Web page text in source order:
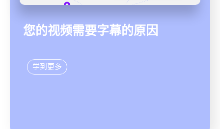
您的视频需要字幕的原因
学到更多